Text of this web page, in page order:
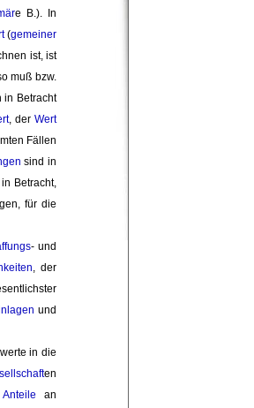
e B.). In
(gemeiner
ist, ist
muß bzw.
in Betracht
, derWert
Fällen
sind in
Betracht,
für die
- und
, der
und
in die
en
Anteile an